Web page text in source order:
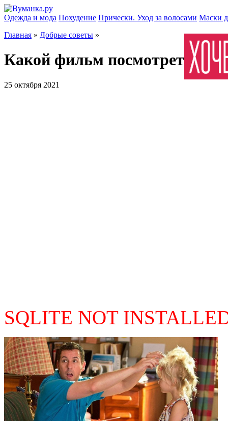
Одежда и мода Похудение Прически. Уход за волосами Маски
Главная » Добрые советы »
Какой фильм посмотреть
25 октября 2021
SQLITE NOT